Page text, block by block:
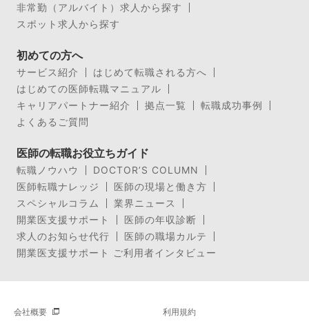
非常勤（アルバイト）求人から探す
スポット求人から探す
初めての方へ
サービス紹介
はじめて転職される方へ
はじめての医師転職マニュアル
キャリアパートナー紹介
拠点一覧
転職成功事例
よくあるご質問
医師の転職お役立ちガイド
転職ノウハウ
DOCTOR’S COLUMN
医師転職ナレッジ
医師の現場と働き方
スペシャルコラム
業界ニュース
開業医支援サポート
医師の年収診断
求人のお知らせ代行
医師の職場カルテ
開業医支援サポート ご利用者インタビュー
会社概要 利用規約